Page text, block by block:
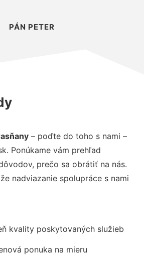
PÁN PETER
– poďte do toho s nami –
Ponúkame vám prehľad
prečo sa obrátiť na nás.
nadviazanie spolupráce s nami
kvality poskytovaných služieb
ponuka na mieru